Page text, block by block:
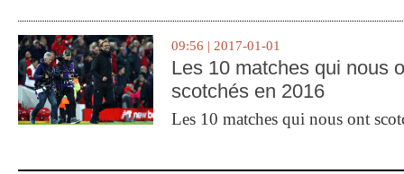
09:56 | 2017-01-01
Les 10 matches qui nous
scotchés en 2016
Les 10 matches qui nous ont